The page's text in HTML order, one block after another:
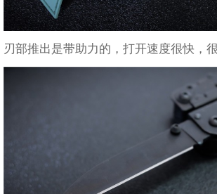
刃部推出是带助力的，打开速度很快，很